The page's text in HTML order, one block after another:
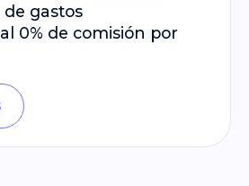
gastos
0% de comisión por